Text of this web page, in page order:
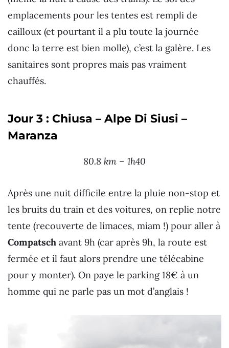
emplacements pour les tentes est rempli de
cailloux (et pourtant il a plu toute la journée
donc la terre est bien molle), c’est la galère. Les
sanitaires sont propres mais pas vraiment
chauffés.
Jour 3 : Chiusa – Alpe Di Siusi –
Maranza
80.8 km – 1h40
Après une nuit difficile entre la pluie non-stop et
les bruits du train et des voitures, on replie notre
tente (recouverte de limaces, miam !) pour aller à
Compatsch avant 9h (car après 9h, la route est
fermée et il faut alors prendre une télécabine
pour y monter). On paye le parking 18€ à un
homme qui ne parle pas un mot d’anglais !